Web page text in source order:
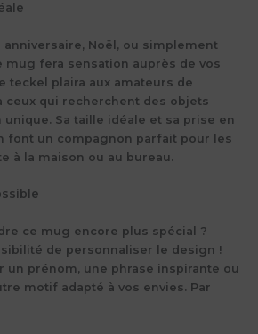
Noël, ou simplement
mug fera sensation auprès de vos
teckel plaira aux amateurs de
ceux qui recherchent des objets
Sa taille idéale et sa prise en
font un compagnon parfait pour les
à la maison ou au bureau.
ce mug encore plus spécial ?
de personnaliser le design !
un prénom, une phrase inspirante ou
motif adapté à vos envies. Par